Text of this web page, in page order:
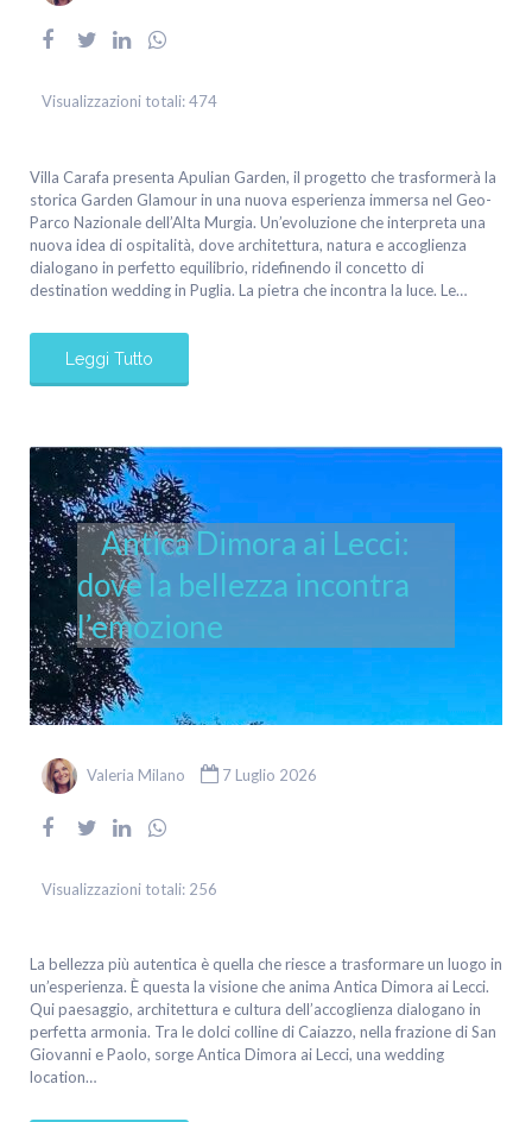
Visualizzazioni totali:474
Villa Carafa presenta Apulian Garden, il progetto che trasformerà la
storica Garden Glamour in una nuova esperienza immersa nel Geo-
Parco Nazionale dell’Alta Murgia. Un’evoluzione che interpreta una
nuova idea di ospitalità, dove architettura, natura e accoglienza
dialogano in perfetto equilibrio, ridefinendo il concetto di
destination wedding in Puglia. La pietra che incontra la luce. Le…
Leggi Tutto
Antica Dimora ai Lecci:
dove la bellezza incontra
l’emozione
Valeria Milano 7 Luglio 2026
Visualizzazioni totali: 256
La bellezza più autentica è quella che riesce a trasformare un luogo in
un’esperienza. È questa la visione che anima Antica Dimora ai Lecci.
Qui paesaggio, architettura e cultura dell’accoglienza dialogano in
perfetta armonia. Tra le dolci colline di Caiazzo, nella frazione di San
Giovanni e Paolo, sorge Antica Dimora ai Lecci, una wedding
location…